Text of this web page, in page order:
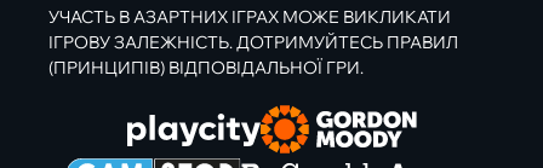
УЧАСТЬ В АЗАРТНИХ ІГРАХ МОЖЕ ВИКЛИКАТИ
ІГРОВУ ЗАЛЕЖНІСТЬ. ДОТРИМУЙТЕСЬ ПРАВИЛ
(ПРИНЦИПІВ) ВІДПОВІДАЛЬНОЇ ГРИ.